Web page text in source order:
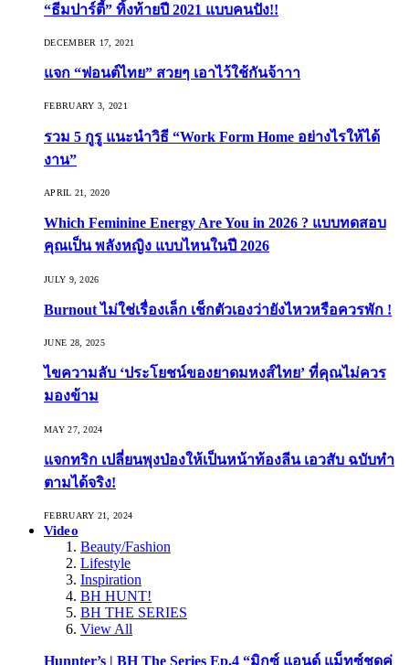
“ธีมปาร์ตี้” ทิ้งท้ายปี 2021 แบบคนปัง!!
DECEMBER 17, 2021
แจก “ฟอนต์ไทย” สวยๆ เอาไว้ใช้กันจ้าาา
FEBRUARY 3, 2021
รวม 5 กูรู แนะนำวิธี “Work Form Home อย่างไรให้ได้
งาน”
APRIL 21, 2020
Which Feminine Energy Are You in 2026 ? แบบทดสอบ
คุณเป็น พลังหญิง แบบไหนในปี 2026
JULY 9, 2026
Burnout ไม่ใช่เรื่องเล็ก เช็กตัวเองว่ายังไหวหรือควรพัก !
JUNE 28, 2025
ไขความลับ ‘ประโยชน์ของยาดมหงส์ไทย’ ที่คุณไม่ควร
มองข้าม
MAY 27, 2024
แจกทริก เปลี่ยนพุงป่องให้เป็นหน้าท้องลีน เอวสับ ฉบับทำ
ตามได้จริง!
FEBRUARY 21, 2024
Video
Beauty/Fashion
Lifestyle
Inspiration
BH HUNT!
BH THE SERIES
View All
Hunnter’s | BH The Series Ep.4 “มิกซ์ แอนด์ แม็ทซ์ชุดคู่